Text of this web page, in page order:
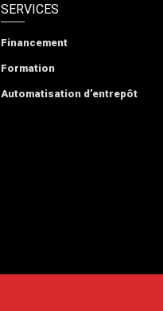
SERVICES
Financement
Formation
Automatisation d’entrepôt